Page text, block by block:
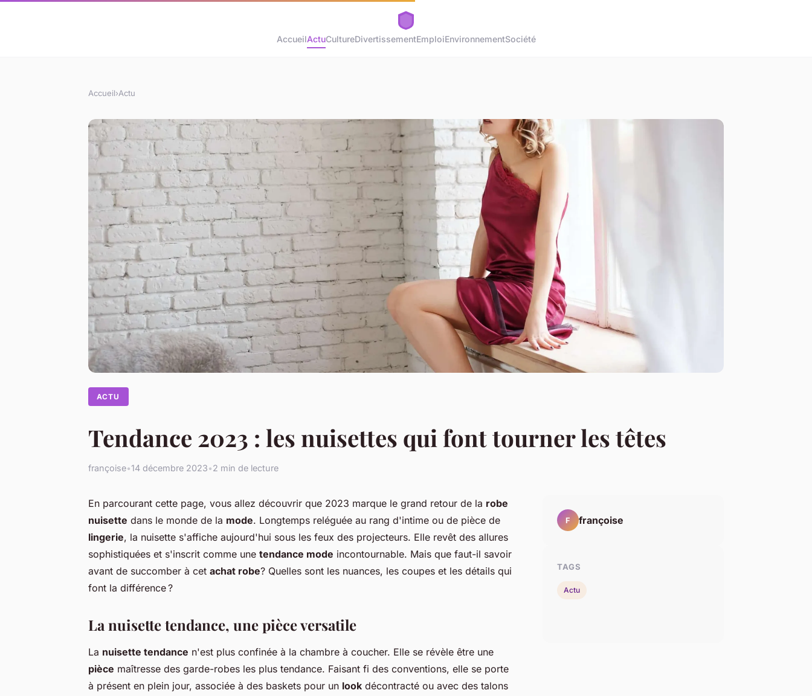
AccueilActuCultureDivertissementEmploiEnvironnementSociété
Accueil›Actu
ACTU
Tendance 2023 : les nuisettes qui font tourner les têtes
françoise•14 décembre 2023•2 min de lecture
En parcourant cette page, vous allez découvrir que 2023 marque le grand retour de la robe
nuisette dans le monde de la mode. Longtemps reléguée au rang d'intime ou de pièce de
lingerie, la nuisette s'affiche aujourd'hui sous les feux des projecteurs. Elle revêt des allures
sophistiquées et s'inscrit comme une tendance mode incontournable. Mais que faut-il savoir
avant de succomber à cet achat robe? Quelles sont les nuances, les coupes et les détails qui
font la différence ?
La nuisette tendance, une pièce versatile
La nuisette tendance n'est plus confinée à la chambre à coucher. Elle se révèle être une
pièce maîtresse des garde-robes les plus tendance. Faisant fi des conventions, elle se porte
à présent en plein jour, associée à des baskets pour un look décontracté ou avec des talons
F françoise
TAGS
Actu